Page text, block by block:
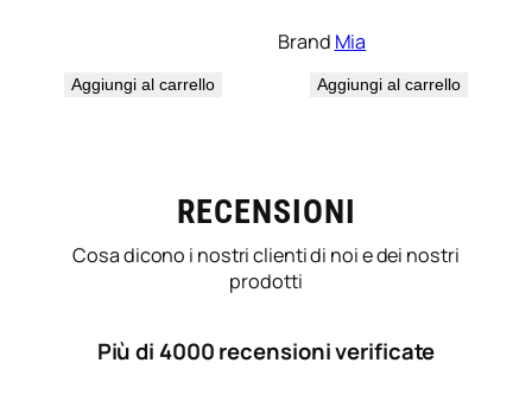
Aggiungi al carrello
Brand Mia
Aggiungi al carrello
RECENSIONI
Cosa dicono i nostri clienti di noi e dei nostri
prodotti
Più di 4000 recensioni verificate